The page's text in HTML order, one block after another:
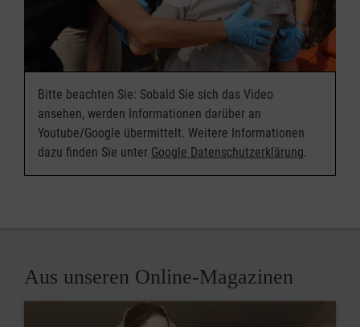
Bitte beachten Sie: Sobald Sie sich das Video
ansehen, werden Informationen darüber an
Youtube/Google übermittelt. Weitere Informationen
dazu finden Sie unter Google Datenschutzerklärung.
Aus unseren Online-Magazinen